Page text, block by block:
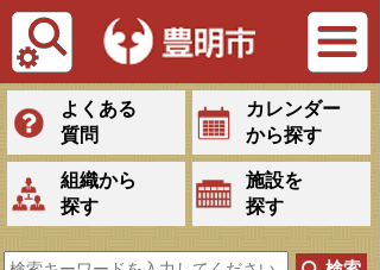
Tiếng Việt
よくある
質問
カレンダー
から探す
組織から
探す
施設を
探す